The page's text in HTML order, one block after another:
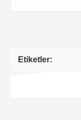
Etiketler: